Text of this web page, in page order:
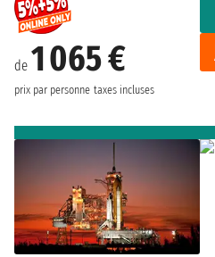
de 1 065 €
prix par personne taxes incluses